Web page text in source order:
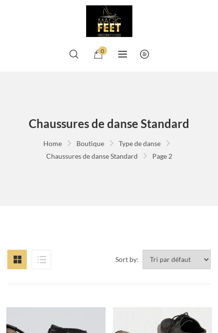
0
Chaussures de danse Standard
Home Boutique
Type de danse
Chaussures de danse Standard
Page 2
Sort by: